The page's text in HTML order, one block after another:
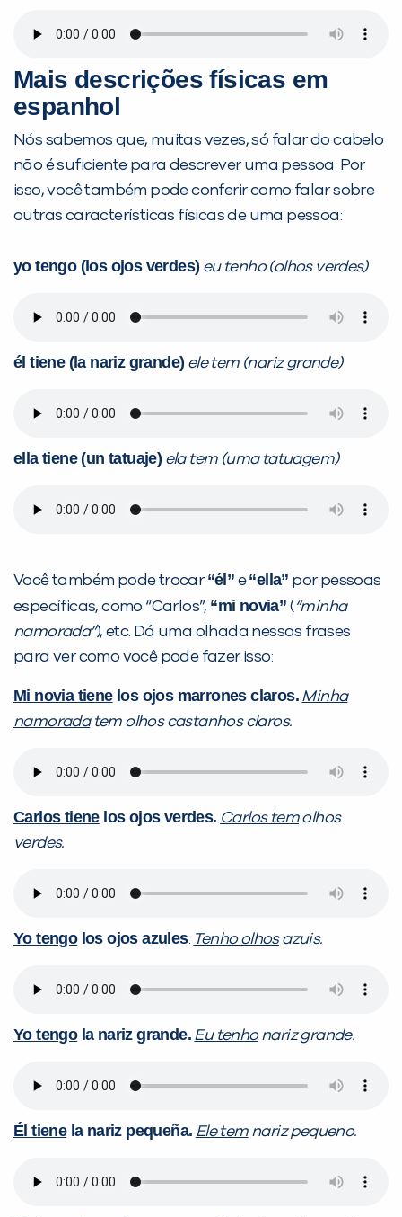
Mais descrições físicas em
espanhol
Nós sabemos que, muitas vezes, só falar do cabelo
não é suficiente para descrever uma pessoa. Por
isso, você também pode conferir como falar sobre
outras características físicas de uma pessoa:
yo tengo (los ojos verdes) eu tenho (olhos verdes)
él tiene (la nariz grande) ele tem (nariz grande)
ella tiene (un tatuaje) ela tem (uma tatuagem)
Você também pode trocar“él” e“ella” por pessoas
específicas, como “Carlos”, “mi novia” (“minha
namorada”), etc. Dá uma olhada nessas frases
para ver como você pode fazer isso:
Mi novia tienelos ojos marrones claros. Minha
namoradatem olhos castanhos claros.
Carlos tienelos ojos verdes. Carlos temolhos
verdes.
Yo tengolos ojos azules. Tenho olhosazuis.
Yo tengola nariz grande. Eu tenhonariz grande.
Él tienela nariz pequeña. Ele temnariz pequeno.